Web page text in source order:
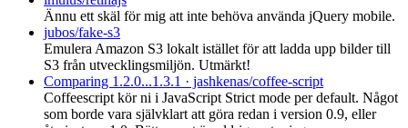
Ännu ett skäl för mig att inte behöva använda jQuery mobile.
jubos/fake-s3
Emulera Amazon S3 lokalt istället för att ladda upp bilder till
S3 från utvecklingsmiljön. Utmärkt!
Comparing 1.2.0...1.3.1 · jashkenas/coffee-script
Coffeescript kör ni i JavaScript Strict mode per default. Något
som borde vara självklart att göra redan i version 0.9, eller